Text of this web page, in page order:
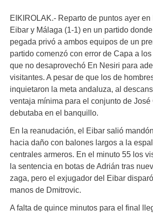
EIKIROLAK.- Reparto de puntos ayer en
Eibar y Málaga (1-1) en un partido
pegada privó a ambos equipos de un
partido comenzó con error de Capa a
que no desaprovechó En Nesiri para
visitantes. A pesar de que los de
inquietaron la meta andaluza, al
ventaja mínima para el conjunto de José
debutaba en el banquillo.
En la reanudación, el Eibar salió
hacia daño con balones largos a la
centrales armeros. En el minuto 55 los
la sentencia en botas de Adrián tras
zaga, pero el exjugador del Eibar
manos de Dmitrovic.
A falta de quince minutos para el final